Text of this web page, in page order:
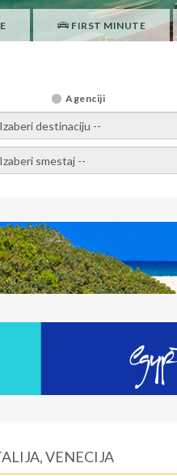
FIRST MINUTE
Agenciji
destinaciju -
smestaj -
VENECIJA